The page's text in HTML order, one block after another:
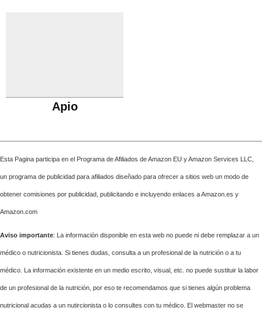
Apio
Esta Pagina participa en el Programa de Afiliados de Amazon EU y Amazon Services LLC,
un programa de publicidad para afiliados diseñado para ofrecer a sitios web un modo de
obtener comisiones por publicidad, publicitando e incluyendo enlaces a Amazon.es y
Amazon.com
Aviso importante: La información disponible en esta web no puede ni debe remplazar a un
médico o nutricionista. Si tienes dudas, consulta a un profesional de la nutrición o a tu
médico. La información existente en un medio escrito, visual, etc. no puede sustituir la labor
de un profesional de la nutrición, por eso te recomendamos que si tienes algún problema
nutricional acudas a un nutircionista o lo consultes con tu médico. El webmaster no se